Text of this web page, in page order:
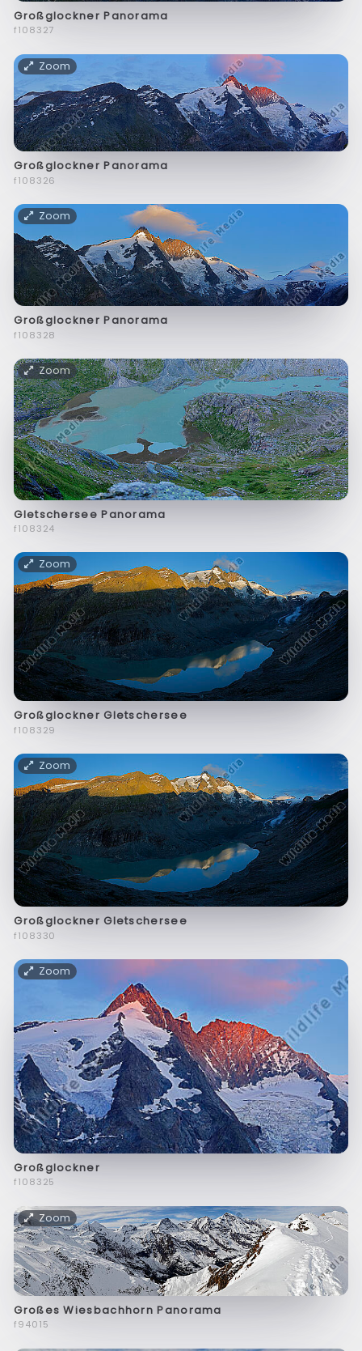
Großglockner Panorama
f108327
Zoom
Großglockner Panorama
f108326
Zoom
Großglockner Panorama
f108328
Zoom
Gletschersee Panorama
f108324
Zoom
Großglockner Gletschersee
f108329
Zoom
Großglockner Gletschersee
f108330
Zoom
Großglockner
f108325
Zoom
Großes Wiesbachhorn Panorama
f94015